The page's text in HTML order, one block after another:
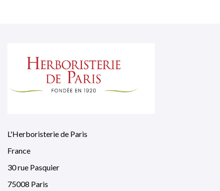
L'Herboristerie de Paris
France
30 rue Pasquier
75008 Paris